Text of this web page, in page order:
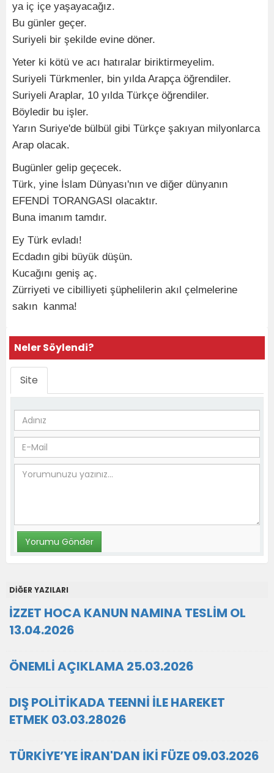
ya iç içe yaşayacağız.
Bu günler geçer.
Suriyeli bir şekilde evine döner.
Yeter ki kötü ve acı hatıralar biriktirmeyelim.
Suriyeli Türkmenler, bin yılda Arapça öğrendiler.
Suriyeli Araplar, 10 yılda Türkçe öğrendiler.
Böyledir bu işler.
Yarın Suriye'de bülbül gibi Türkçe şakıyan milyonlarca
Arap olacak.
Bugünler gelip geçecek.
Türk, yine İslam Dünyası'nın ve diğer dünyanın
EFENDİ TORANGASI olacaktır.
Buna imanım tamdır.
Ey Türk evladı!
Ecdadın gibi büyük düşün.
Kucağını geniş aç.
Zürriyeti ve cibilliyeti şüphelilerin akıl çelmelerine
sakın kanma!
Neler Söylendi?
Site
DİĞER YAZILARI
İZZET HOCA KANUN NAMINA TESLİM OL
13.04.2026
ÖNEMLİ AÇIKLAMA 25.03.2026
DIŞ POLİTİKADA TEENNİ İLE HAREKET
ETMEK 03.03.28026
TÜRKİYE’YE İRAN'DAN İKİ FÜZE 09.03.2026